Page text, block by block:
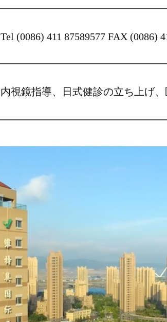
Tel (0086) 411 87589577 FAX (0086)
内視鏡指導、日式健診の立ち上げ